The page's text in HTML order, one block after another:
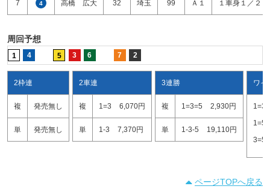
7 4 高橋 広大 32 埼玉 99 Ａ１ １車身１／２
周回予想
1 4 5 3 6 7 2
2枠連
複 発売無し
単 発売無し
2車連
複 1=3 6,070円
単 1-3 7,370円
3連勝
複 1=3=5 2,930円
単 1-3-5 19,110円
ワイ
1=3
1=5
3=5
ページTOPへ戻る